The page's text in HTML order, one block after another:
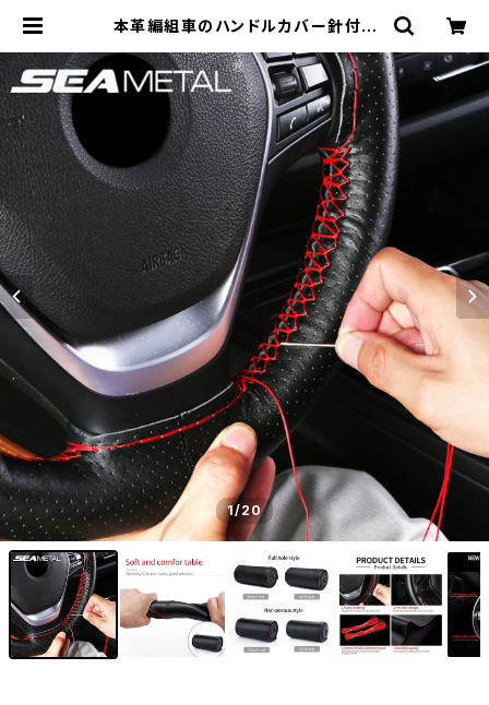
本革編組車のハンドルカバー針付き
アリングカバー ユニバーサル 37-38
センチメートル自動車 | 車＆バイクの
アクセサリーやパーツの事なら3万点
以上揃う「成幸商店」
1/20